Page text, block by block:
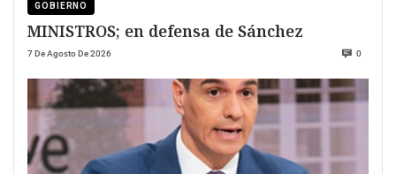
GOBIERNO
MINISTROS; en defensa de Sánchez
7 De Agosto De 2026 0